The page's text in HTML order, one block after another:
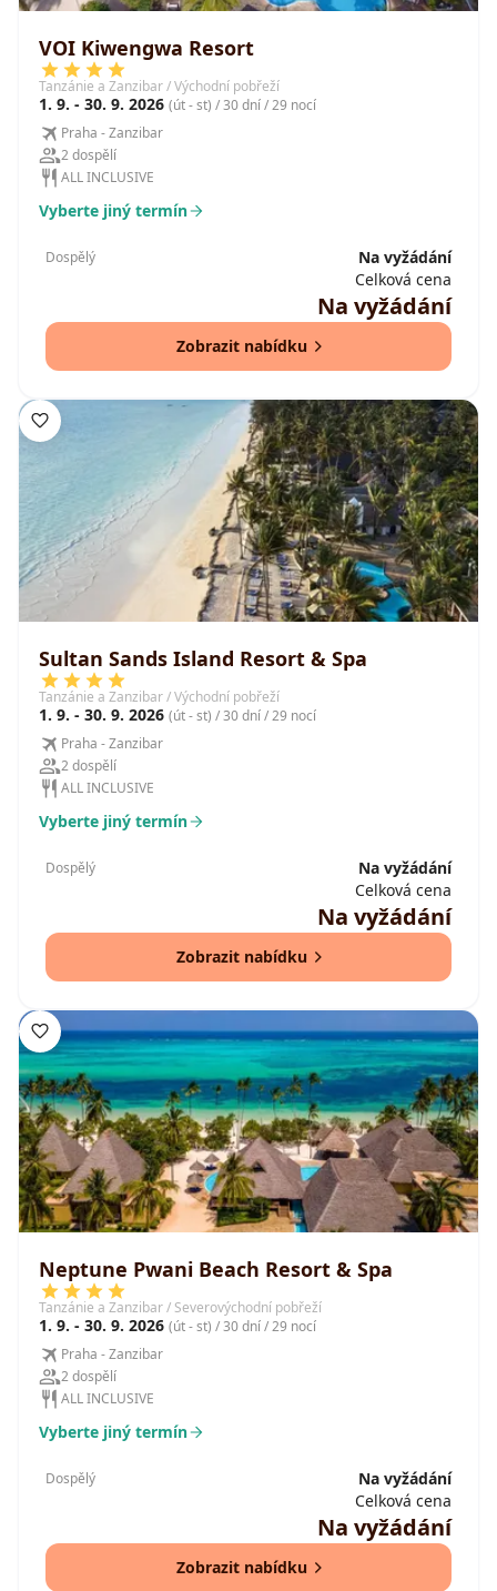
VOI Kiwengwa Resort
Tanzánie a Zanzibar / Východní pobřeží
1. 9. - 30. 9. 2026 (út - st) / 30 dní / 29 nocí
Praha - Zanzibar
2 dospělí
ALL INCLUSIVE
Vyberte jiný termín
Dospělý
Na vyžádání
Celková cena
Na vyžádání
Zobrazit nabídku
Sultan Sands Island Resort & Spa
Tanzánie a Zanzibar / Východní pobřeží
1. 9. - 30. 9. 2026 (út - st) / 30 dní / 29 nocí
Praha - Zanzibar
2 dospělí
ALL INCLUSIVE
Vyberte jiný termín
Dospělý
Na vyžádání
Celková cena
Na vyžádání
Zobrazit nabídku
Neptune Pwani Beach Resort & Spa
Tanzánie a Zanzibar / Severovýchodní pobřeží
1. 9. - 30. 9. 2026 (út - st) / 30 dní / 29 nocí
Praha - Zanzibar
2 dospělí
ALL INCLUSIVE
Vyberte jiný termín
Dospělý
Na vyžádání
Celková cena
Na vyžádání
Zobrazit nabídku